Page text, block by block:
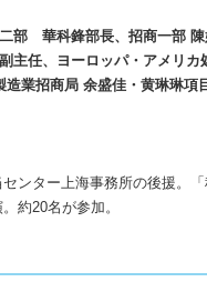
部 華科鋒部長、招商一部 陳
任、ヨーロッパ・アメリカ
業招商局 余盛佳・黄琳琳項
ンター上海事務所の後援。
約20名が参加。